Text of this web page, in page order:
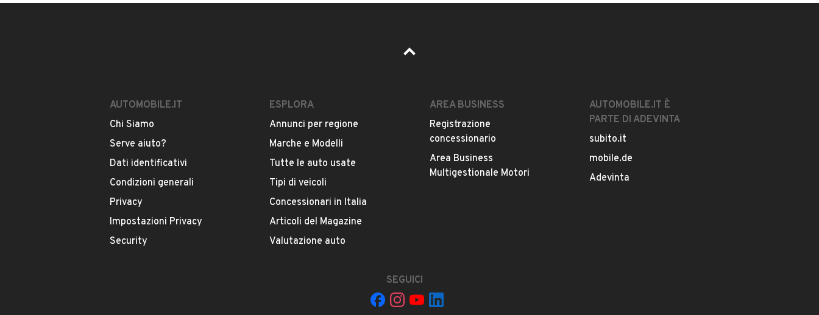
AUTOMOBILE.IT
Chi Siamo
Serve aiuto?
Dati identificativi
Condizioni generali
Privacy
Impostazioni Privacy
Security
ESPLORA
Annunci per regione
Marche e Modelli
Tutte le auto usate
Tipi di veicoli
Concessionari in Italia
Articoli del Magazine
Valutazione auto
AREA BUSINESS
Registrazione
concessionario
Area Business
Multigestionale Motori
AUTOMOBILE.IT È
PARTE DI ADEVINTA
subito.it
mobile.de
Adevinta
SEGUICI